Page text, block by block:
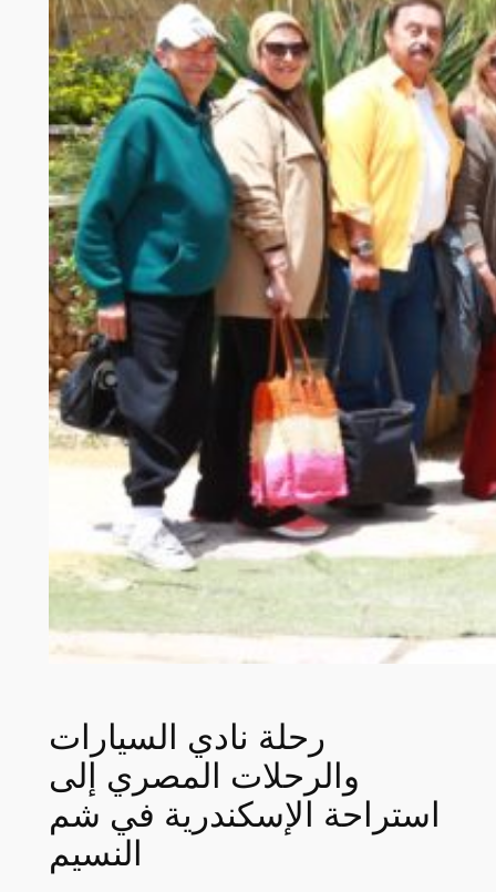
رحلة نادي السيارات
والرحلات المصري إلى
استراحة الإسكندرية في شم
النسيم